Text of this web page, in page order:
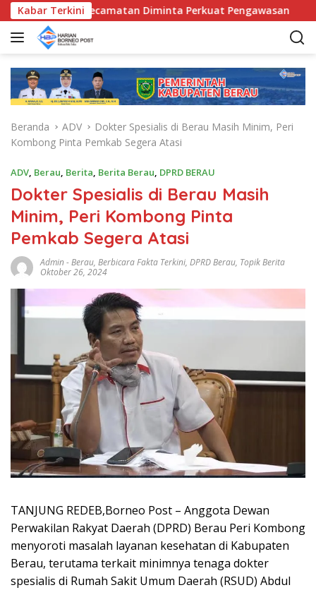
a
Kabar Terkini
Bunda Kecamatan Diminta Perkuat Pengawasan
Beranda ADV
Dokter Spesialis di Berau Masih Minim, Peri
Kombong Pinta Pemkab Segera Atasi
ADV, Berau, Berita, Berita Berau, DPRD BERAU
Dokter Spesialis di Berau Masih
Minim, Peri Kombong Pinta
Pemkab Segera Atasi
Admin-Berau, Berbicara Fakta Terkini, DPRD Berau, Topik Berita
Oktober 26, 2024
TANJUNG REDEB,Borneo Post – Anggota Dewan
Perwakilan Rakyat Daerah (DPRD) Berau Peri Kombong
menyoroti masalah layanan kesehatan di Kabupaten
Berau, terutama terkait minimnya tenaga dokter
spesialis di Rumah Sakit Umum Daerah (RSUD) Abdul